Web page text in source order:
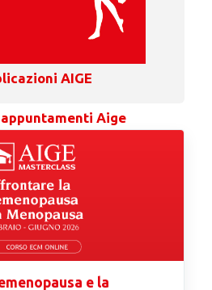
AIGE
Aige
e la